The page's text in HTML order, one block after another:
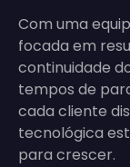
Com uma
focada em
continuidade
tempos de
cada cliente
tecnológica
para crescer.